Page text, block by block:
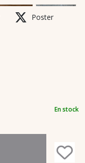
Poster
En stock